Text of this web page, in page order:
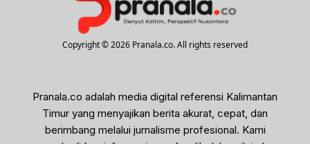
Copyright © 2026 Pranala.co. All rights reserved
Pranala.co adalah media digital referensi Kalimantan
Timur yang menyajikan berita akurat, cepat, dan
berimbang melalui jurnalisme profesional. Kami